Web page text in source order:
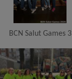
BCN Salut Games 3